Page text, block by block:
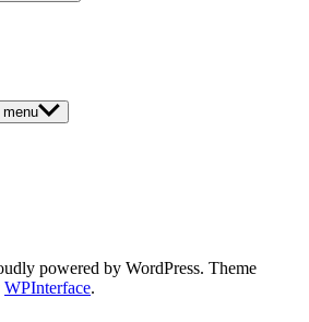
powered by WordPress. Theme
WPInterface.